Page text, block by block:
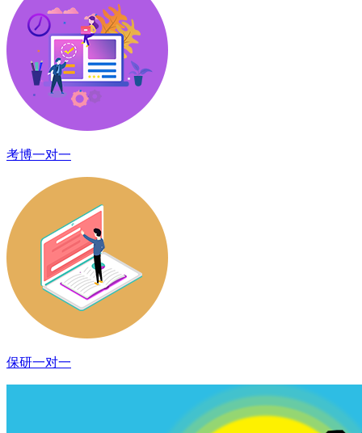
考博一对一
保研一对一